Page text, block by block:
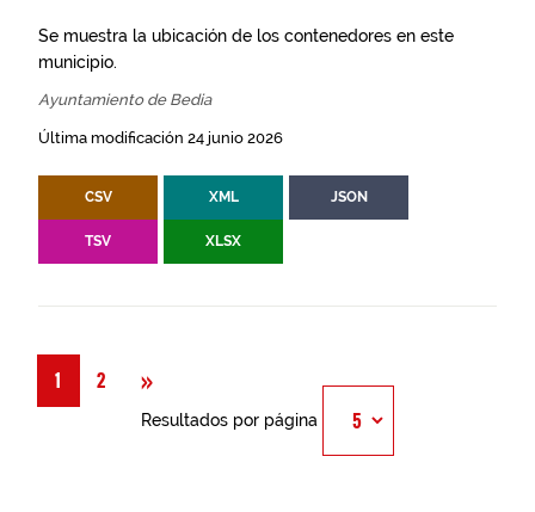
Se muestra la ubicación de los contenedores en este
municipio.
Ayuntamiento de Bedia
Última modificación 24 junio 2026
CSV XML JSON
TSV XLSX
1 2 »
Resultados por página